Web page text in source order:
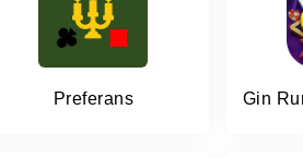
Preferans